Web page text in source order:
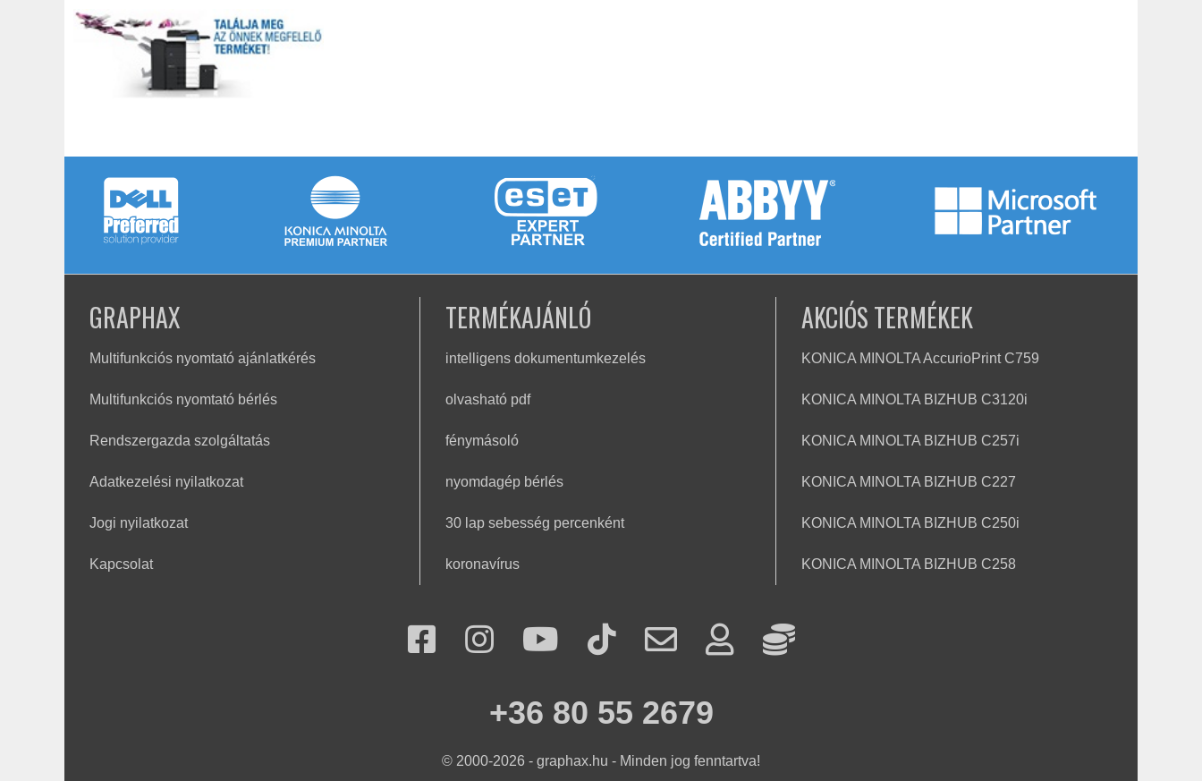
GRAPHAX
Multifunkciós nyomtató ajánlatkérés
Multifunkciós nyomtató bérlés
Rendszergazda szolgáltatás
Adatkezelési nyilatkozat
Jogi nyilatkozat
Kapcsolat
TERMÉKAJÁNLÓ
intelligens dokumentumkezelés
olvasható pdf
fénymásoló
nyomdagép bérlés
30 lap sebesség percenként
koronavírus
AKCIÓS TERMÉKEK
KONICA MINOLTA AccurioPrint C759
KONICA MINOLTA BIZHUB C3120i
KONICA MINOLTA BIZHUB C257i
KONICA MINOLTA BIZHUB C227
KONICA MINOLTA BIZHUB C250i
KONICA MINOLTA BIZHUB C258
+36 80 55 2679
© 2000-2026 - graphax.hu - Minden jog fenntartva!